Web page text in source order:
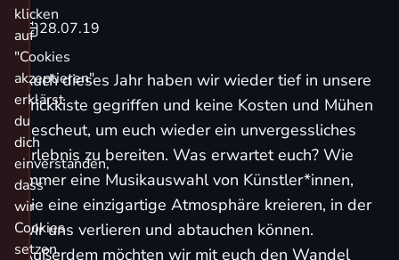
28.07.19
Auch dieses Jahr haben wir wieder tief in unsere
Trickkiste gegriffen und keine Kosten und Mühen
gescheut, um euch wieder ein unvergessliches
Erlebnis zu bereiten. Was erwartet euch? Wie
immer eine Musikauswahl von Künstler*innen,
die eine einzigartige Atmosphäre kreieren, in der
wir uns verlieren und abtauchen können.
Außerdem möchten wir mit euch den Wandel
klicken
auf
"Cookies
akzeptieren"
erklärst
du
dich
einverstanden,
dass
wir
Cookies
setzen.